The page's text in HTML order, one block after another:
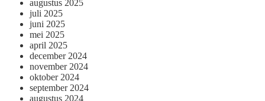
augustus 2025
juli 2025
juni 2025
mei 2025
april 2025
december 2024
november 2024
oktober 2024
september 2024
augustus 2024